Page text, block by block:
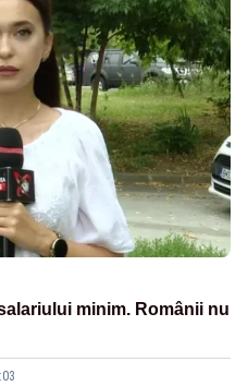
minim. Românii nu